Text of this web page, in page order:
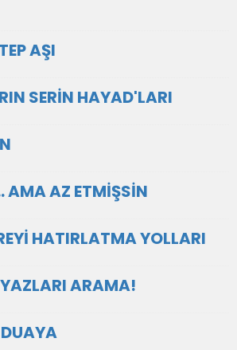
AŞI
SERİN HAYAD'LARI
AMA AZ ETMİŞSİN
HATIRLATMA YOLLARI
YAZLARI ARAMA!